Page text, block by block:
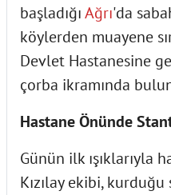
başladığıAğrı'da
köylerden muayene
Devlet Hastanesine
çorba ikramında
Hastane Önünde
Günün ilk ışıklarıyla
Kızılay ekibi,